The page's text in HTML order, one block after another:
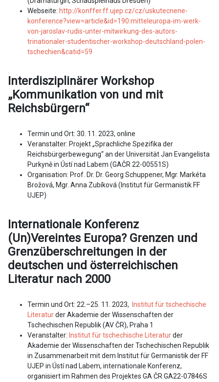
Webseite: http://konffer.ff.ujep.cz/cz/uskutecnene-
konference?view=article&id=190:mitteleuropa-im-werk-
von-jaroslav-rudis-unter-mitwirkung-des-autors-
trinationaler-studentischer-workshop-deutschland-polen-
tschechien&catid=59
Interdisziplinärer Workshop
„Kommunikation von und mit
Reichsbürgern“
Termin und Ort: 30. 11. 2023, online
Veranstalter: Projekt „Sprachliche Spezifika der
Reichsbürgerbewegung“ an der Universität Jan Evangelista
Purkyně in Ústí nad Labem (GAČR 22-00551S)
Organisation: Prof. Dr. Dr. Georg Schuppener, Mgr. Markéta
Brožová, Mgr. Anna Zubíková (Institut für Germanistik FF
UJEP)
Internationale Konferenz
(Un)Vereintes Europa? Grenzen und
Grenzüberschreitungen in der
deutschen und österreichischen
Literatur nach 2000
Termin und Ort: 22.–25. 11. 2023,
Institut für tschechische
Literaturder Akademie der Wissenschaften der
Tschechischen Republik (AV ČR), Praha 1
Veranstalter: Institut für tschechische Literaturder
Akademie der Wissenschaften der Tschechischen Republik
in Zusammenarbeit mit dem Institut für Germanistik der FF
UJEP in Ústí nad Labem, internationale Konferenz,
organisiert im Rahmen des Projektes GA ČR GA22-07846S